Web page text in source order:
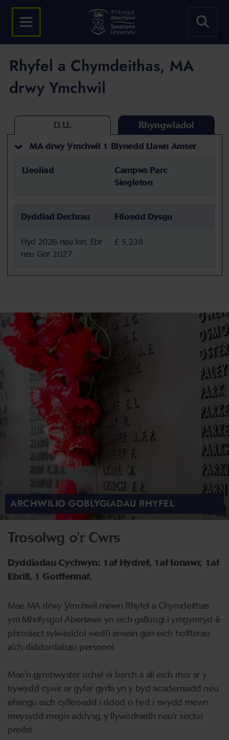
Rhyfel a Chymdeithas, MA
drwy Ymchwil
D.U. Rhyngwladol
MA drwy Ymchwil 1 Blynedd Llawn Amser
Lleoliad
Campws Parc
Singleton
Dyddiad Dechrau Ffioedd Dysgu
Hyd 2026 neu Ion, Ebr
neu Gor 2027
£ 5,238
ARCHWILIO GOBLYGIADAU RHYFEL
Trosolwg o'r Cwrs
Dyddiadau Cychwyn: 1af Hydref, 1af Ionawr, 1af
Ebrill, 1 Gorffennaf.
Mae MA drwy Ymchwil mewn Rhyfel a Chymdeithas
ym Mhrifysgol Abertawe yn eich galluogi i ymgymryd â
phrosiect sylweddol wedi'i arwain gan eich hoffterau
a'ch diddordebau personol.
Mae'n gymhwyster uchel ei barch a all eich rhoi ar y
trywydd cywir ar gyfer gyrfa yn y byd academaidd neu
ehangu eich cyfleoedd i ddod o hyd i swydd mewn
meysydd megis addysg, y llywodraeth neu'r sector
preifat.